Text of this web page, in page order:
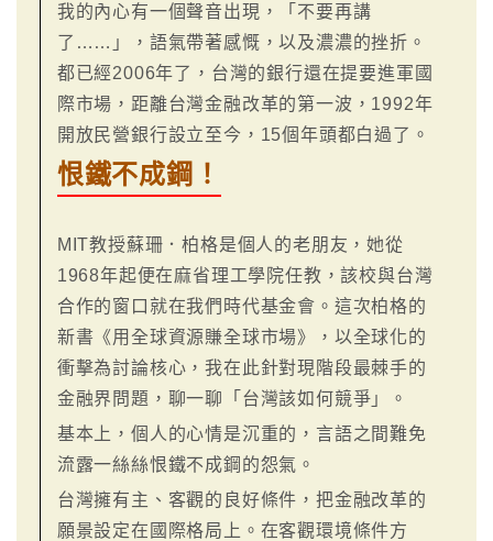
我的內心有一個聲音出現，「不要再講
了……」，語氣帶著感慨，以及濃濃的挫折。
都已經2006年了，台灣的銀行還在提要進軍國
際市場，距離台灣金融改革的第一波，1992年
開放民營銀行設立至今，15個年頭都白過了。
恨鐵不成鋼！
MIT教授蘇珊．柏格是個人的老朋友，她從
1968年起便在麻省理工學院任教，該校與台灣
合作的窗口就在我們時代基金會。這次柏格的
新書《用全球資源賺全球市場》，以全球化的
衝擊為討論核心，我在此針對現階段最棘手的
金融界問題，聊一聊「台灣該如何競爭」。
基本上，個人的心情是沉重的，言語之間難免
流露一絲絲恨鐵不成鋼的怨氣。
台灣擁有主、客觀的良好條件，把金融改革的
願景設定在國際格局上。在客觀環境條件方